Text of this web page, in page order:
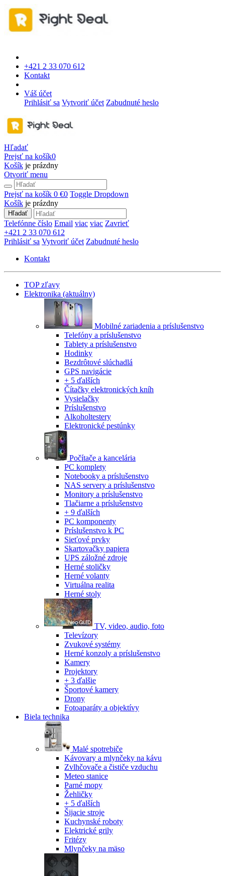
+421 2 33 070 612
Kontakt
Váš účet
Prihlásiť sa Vytvoriť účet Zabudnuté heslo
Hľadať
Prejsť na košík0
Košík je prázdny
Otvoriť menu
Prejsť na košík 0 €0 Toggle Dropdown
Košík je prázdny
Hľadať
Telefónne číslo Email viac viac Zavrieť
+421 2 33 070 612
Prihlásiť sa Vytvoriť účet Zabudnuté heslo
Kontakt
TOP zľavy
Elektronika (aktuálny)
Mobilné zariadenia a príslušenstvo
Telefóny a príslušenstvo
Tablety a príslušenstvo
Hodinky
Bezdrôtové slúchadlá
GPS navigácie
+ 5 ďalších
Čítačky elektronických kníh
Vysielačky
Príslušenstvo
Alkoholtestery
Elektronické pestúnky
Počítače a kancelária
PC komplety
Notebooky a príslušenstvo
NAS servery a príslušenstvo
Monitory a príslušenstvo
Tlačiarne a príslušenstvo
+ 9 ďalších
PC komponenty
Príslušenstvo k PC
Sieťové prvky
Skartovačky papiera
UPS záložné zdroje
Herné stoličky
Herné volanty
Virtuálna realita
Herné stoly
TV, video, audio, foto
Televízory
Zvukové systémy
Herné konzoly a príslušenstvo
Kamery
Projektory
+ 3 ďalšie
Športové kamery
Drony
Fotoaparáty a objektívy
Biela technika
Malé spotrebiče
Kávovary a mlynčeky na kávu
Zvlhčovače a čističe vzduchu
Meteo stanice
Parné mopy
Žehličky
+ 5 ďalších
Šijacie stroje
Kuchynské roboty
Elektrické grily
Fritézy
Mlynčeky na mäso